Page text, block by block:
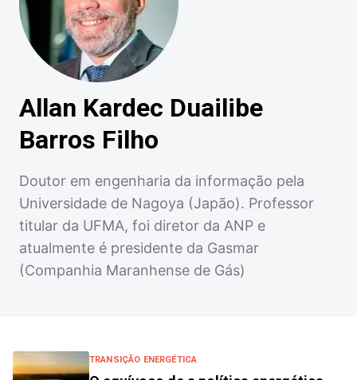
Allan Kardec Duailibe
Barros Filho
Doutor em engenharia da informação pela
Universidade de Nagoya (Japão). Professor
titular da UFMA, foi diretor da ANP e
atualmente é presidente da Gasmar
(Companhia Maranhense de Gás)
TRANSIÇÃO ENERGÉTICA